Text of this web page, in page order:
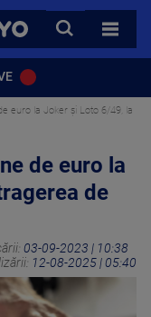
CAUTA
TOATE
euro la Joker și Loto 6/49, la
de euro la
de
03-09-2023 | 10:38
12-08-2025 | 05:40